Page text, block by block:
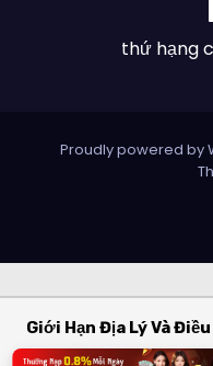
thứ hạng
Proudly powered by
Giới Hạn Địa Lý Và
Dịch vụ và các bộ lọc